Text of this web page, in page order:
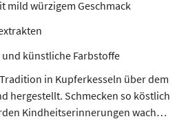
mild würzigem Geschmack
künstliche Farbstoffe
in Kupferkesseln über dem
hergestellt. Schmecken so köstlich
Kindheitserinnerungen wach…